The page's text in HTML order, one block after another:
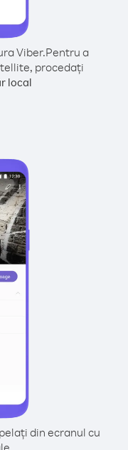
Viber.Pentru a
procedați
local
din ecranul cu